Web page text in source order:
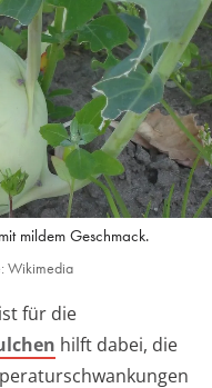
mildem Geschmack.
Wikimedia
für die
hilft dabei, die